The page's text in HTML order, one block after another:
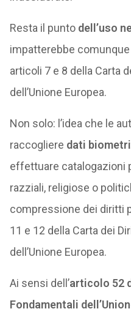
Resta il punto dell’uso
impatterebbe
articoli 7 e 8 della Carta
dell’Unione Europea.
Non solo: l’idea che le
raccogliere dati
effettuare catalogazioni
razziali, religiose o
compressione dei diritti
11 e 12 della Carta dei
dell’Unione Europea.
Ai sensi dell’articolo 52
Fondamentali